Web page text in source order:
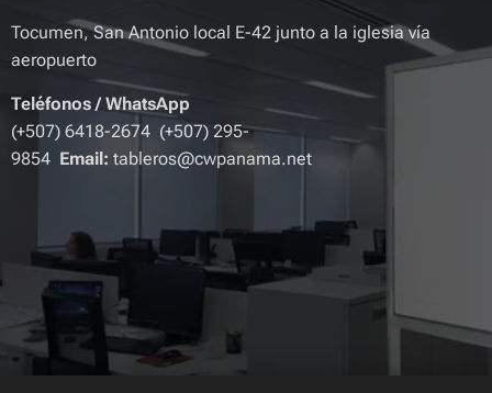
Tocumen, San Antonio local E-42 junto a la iglesia vía
aeropuerto
Teléfonos/WhatsApp
(+507) 6418-2674 (+507) 295-
9854 Email: tableros@cwpanama.net